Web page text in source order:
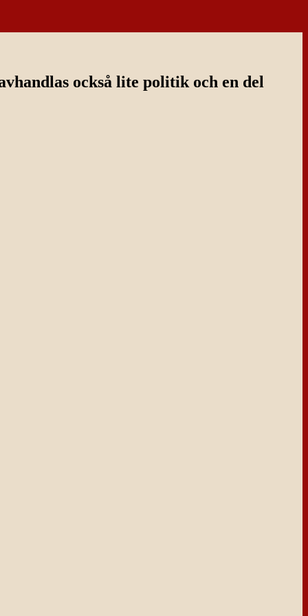
också lite politik och en del